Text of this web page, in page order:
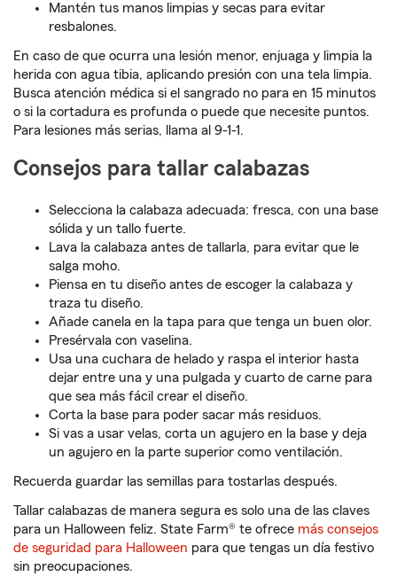
Mantén tus manos limpias y secas para evitar
resbalones.
En caso de que ocurra una lesión menor, enjuaga y limpia la
herida con agua tibia, aplicando presión con una tela limpia.
Busca atención médica si el sangrado no para en 15 minutos
o si la cortadura es profunda o puede que necesite puntos.
Para lesiones más serias, llama al 9-1-1.
Consejos para tallar calabazas
Selecciona la calabaza adecuada: fresca, con una base
sólida y un tallo fuerte.
Lava la calabaza antes de tallarla, para evitar que le
salga moho.
Piensa en tu diseño antes de escoger la calabaza y
traza tu diseño.
Añade canela en la tapa para que tenga un buen olor.
Presérvala con vaselina.
Usa una cuchara de helado y raspa el interior hasta
dejar entre una y una pulgada y cuarto de carne para
que sea más fácil crear el diseño.
Corta la base para poder sacar más residuos.
Si vas a usar velas, corta un agujero en la base y deja
un agujero en la parte superior como ventilación.
Recuerda guardar las semillas para tostarlas después.
Tallar calabazas de manera segura es solo una de las claves
para un Halloween feliz. State Farm® te ofrece más consejos
de seguridad para Halloween para que tengas un día festivo
sin preocupaciones.